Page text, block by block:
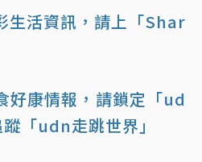
生活資訊，請上「Shar
好康情報，請鎖定「ud
蹤「udn走跳世界」